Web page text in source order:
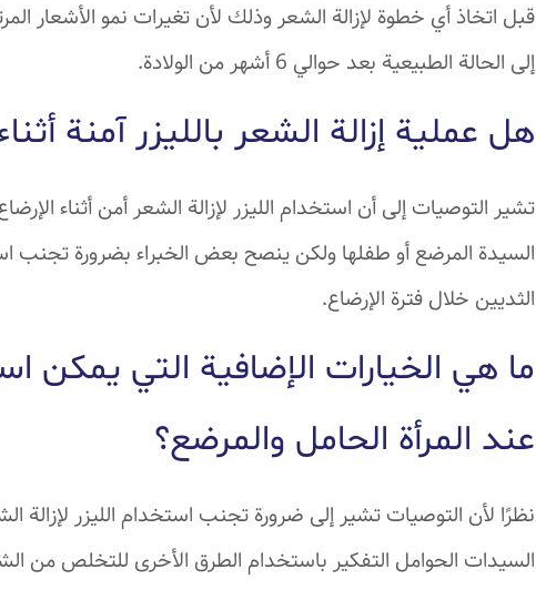
قبل اتخاذ أي خطوة لإزالة الشعر وذلك لأن تغيرات نمو الأشعار
إلى الحالة الطبيعية بعد حوالي 6 أشهر من الولادة.
هل عملية إزالة الشعر بالليزر آمنة
تشير التوصيات إلى أن استخدام الليزر لإزالة الشعر أمن أثناء
السيدة المرضع أو طفلها ولكن ينصح بعض الخبراء بضرورة تجنب
الثديين خلال فترة الإرضاع.
ما هي الخيارات الإضافية التي يمكن
عند المرأة الحامل والمرضع؟
نظرًا لأن التوصيات تشير إلى ضرورة تجنب استخدام الليزر لإزالة
السيدات الحوامل التفكير باستخدام الطرق الأخرى للتخلص من